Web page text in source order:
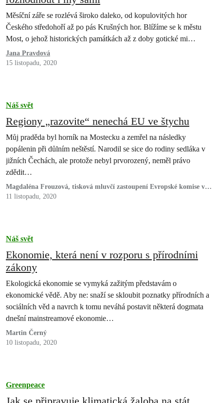
Měsíční záře se rozlévá široko daleko, od kopulovitých hor
Českého středohoří až po pás Krušných hor. Blížíme se k městu
Most, o jehož historických památkách až z doby gotické mi…
Jana Pravdová
15 listopadu, 2020
Náš svět
Regiony „razovite“ nenechá EU ve štychu
Můj praděda byl horník na Mostecku a zemřel na následky
popálenin při důlním neštěstí. Narodil se sice do rodiny sedláka v
jižních Čechách, ale protože nebyl prvorozený, neměl právo
zdědit…
Magdaléna Frouzová, tisková mluvčí zastoupení Evropské komise v
ČR
11 listopadu, 2020
Náš svět
Ekonomie, která není v rozporu s přírodními
zákony
Ekologická ekonomie se vymyká zažitým představám o
ekonomické vědě. Aby ne: snaží se skloubit poznatky přírodních a
sociálních věd a navrch k tomu neváhá postavit některá dogmata
dnešní mainstreamové ekonomie…
Martin Černý
10 listopadu, 2020
Greenpeace